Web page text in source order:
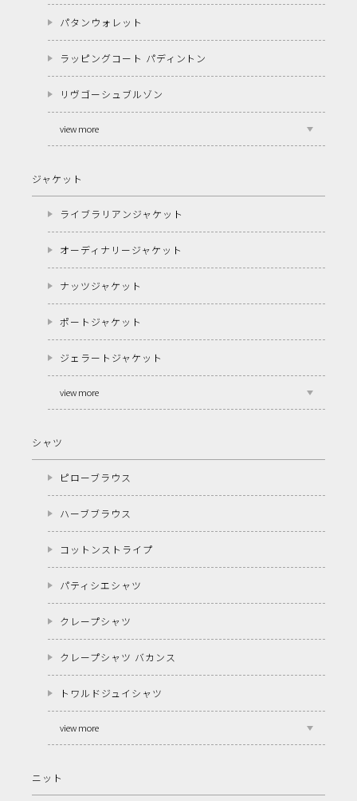
パタンウォレット
ラッピングコート パディントン
リヴゴーシュブルゾン
view more
ジャケット
ライブラリアンジャケット
オーディナリージャケット
ナッツジャケット
ポートジャケット
ジェラートジャケット
view more
シャツ
ピローブラウス
ハーブブラウス
コットンストライプ
パティシエシャツ
クレープシャツ
クレープシャツ バカンス
トワルドジュイシャツ
view more
ニット